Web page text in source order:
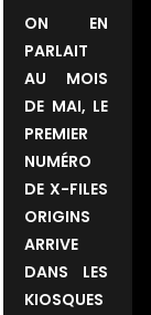
ON EN
PARLAIT
AU MOIS
DE MAI, LE
PREMIER
NUMÉRO
DE X-FILES
ORIGINS
ARRIVE
DANS LES
KIOSQUES